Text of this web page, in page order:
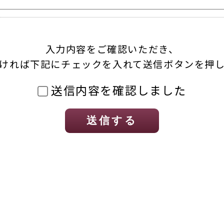
入力内容をご確認いただき、
れば下記にチェックを入れて送信ボタンを押
送信内容を確認しました